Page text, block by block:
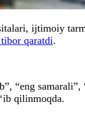
ijtimoiy
qaratdi.
“eng
qilinmoqda.